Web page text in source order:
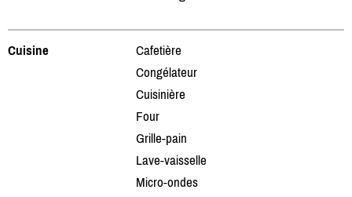
Cuisine
Cafetière
Congélateur
Cuisinière
Four
Grille-pain
Lave-vaisselle
Micro-ondes